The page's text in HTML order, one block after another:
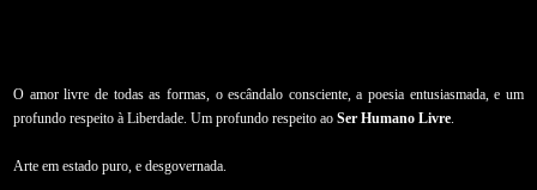
O amor livre de todas as formas, o escândalo consciente, a poesia entusiasmada, e um
profundo respeito à Liberdade. Um profundo respeito ao Ser Humano Livre.
Arte em estado puro, e desgovernada.